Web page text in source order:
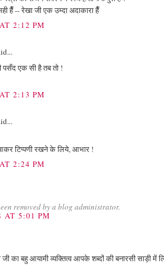
हैँ -- रेखा जी एक उम्दा अदाकारा हैँ
2:12 PM
पसँद एक सी है तब तो !
2:13 PM
टिप्पणी रखने के लिये, आभार !
2:24 PM
removed by a blog administrator.
AT 5:01 PM
जी का बहु आयामी व्यक्तित्व आपके शब्दों की बनारसी